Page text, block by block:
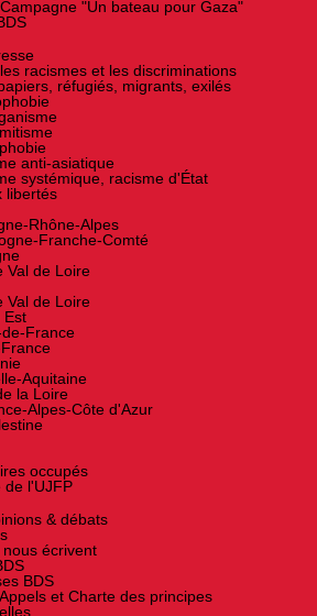
Campagne "Un bateau pour Gaza"
racismes et les discriminations
réfugiés, migrants, exilés
anti-asiatique
systémique, racisme d'État
libertés
Rhône-Alpes
Franche-Comté
Val de Loire
Val de Loire
Est
France
Aquitaine
la Loire
Alpes-Côte d'Azur
occupés
de l'UJFP
& débats
écrivent
BDS
et Charte des principes